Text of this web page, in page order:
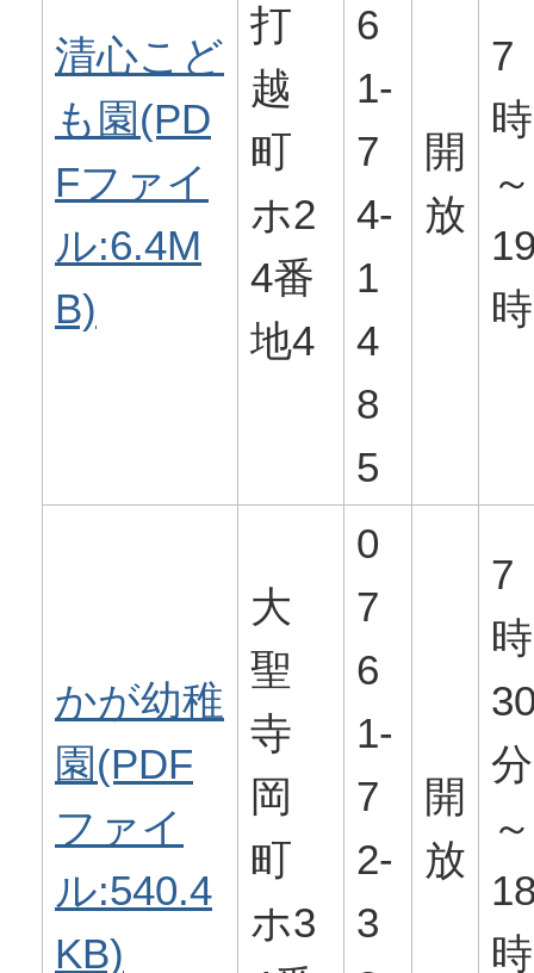
清心こど
も園(PD
Fファイ
ル:6.4M
B)
打
越
町
ホ2
4番
地4
6
1-
7
4-
1
4
8
5
開
放
7
時
～
時
かが幼稚
園(PDF
ファイ
ル:540.4
KB)
大
聖
寺
岡
町
ホ3
0
7
6
1-
7
2-
3
開
放
7
時
分
～
時